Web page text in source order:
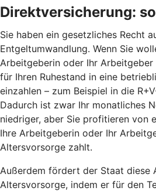
Direktversicherung:
Sie haben ein gesetzliches Recht
Entgeltumwandlung. Wenn Sie
Arbeitgeberin oder Ihr Arbeitgeber
für Ihren Ruhestand in eine
einzahlen – zum Beispiel in die
Dadurch ist zwar Ihr monatliches
niedriger, aber Sie profitieren von
Ihre Arbeitgeberin oder Ihr
Altersvorsorge zahlt.
Außerdem fördert der Staat diese
Altersvorsorge, indem er für den